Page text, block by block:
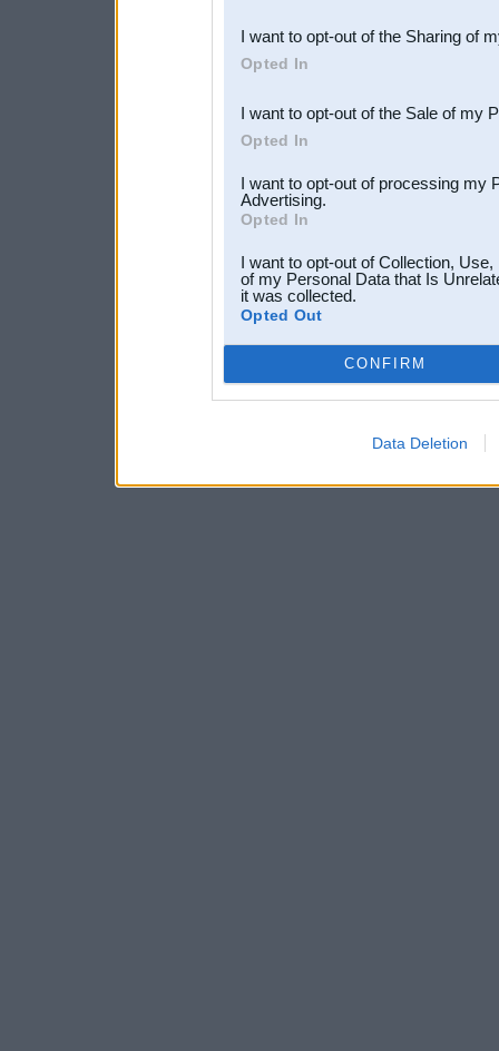
Downstream Participants
third parties.
I want to opt-out of the Sharing of
Opted In
I want to opt-out of the Sale of my
Opted In
I want to opt-out of processing my
Advertising.
Opted In
I want to opt-out of Collection,
of my Personal Data that Is
it was collected.
Opted Out
CONFIRM
Data Deletion